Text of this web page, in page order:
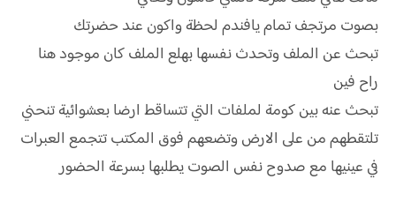
بصوت مرتجف تمام يافندم لحظة واكون عند حضرتك
تبحث عن الملف وتحدث نفسها بهلع الملف كان موجود هنا
راح فين
تبحث عنه بين كومة لملفات التي تتساقط ارضا بعشوائية تنحني
تلتقطهم من على الارض وتضعهم فوق المكتب تتجمع العبرات
في عينيها مع صدوح نفس الصوت يطلبها بسرعة الحضور